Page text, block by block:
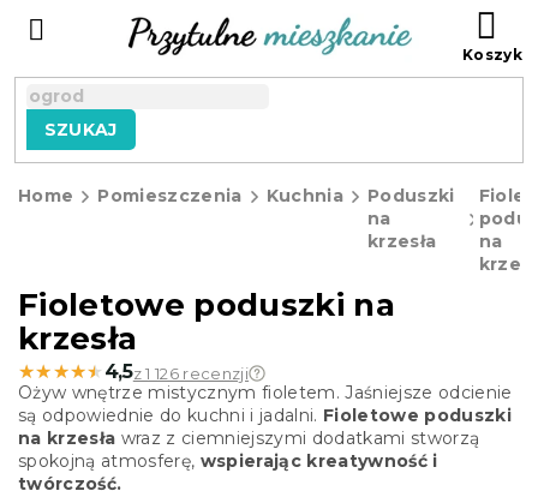
SZUKAJ
Home Pomieszczenia Kuchnia
Poduszki
na
krzesła
na
Fioletowe poduszki na
krzesła
★★★★★
★★★★★ 4,5z 1 126 recenzji
Ożyw wnętrze mistycznym fioletem. Jaśniejsze odcienie
są odpowiednie do kuchni i jadalni. Fioletowe poduszki
na krzesła wraz z ciemniejszymi dodatkami stworzą
spokojną atmosferę, wspierając kreatywność i
twórczość.